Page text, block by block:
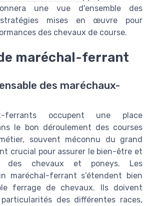
une vue d'ensemble des
mises en œuvre pour
des chevaux de course.
maréchal-ferrant
des maréchaux-
ferrants occupent une place
le bon déroulement des courses
souvent méconnu du grand
crucial pour assurer le bien-être et
des chevaux et poneys. Les
maréchal-ferrant s’étendent bien
ferrage de chevaux. Ils doivent
des différentes races,